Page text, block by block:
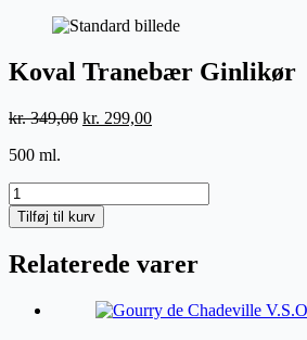
Koval Tranebær Ginlikør
kr.349,00 Den
kr. 299,00Den
500 ml.
Koval
Tranebær
Ginlikør
Tilføj til kurv
Relaterede varer